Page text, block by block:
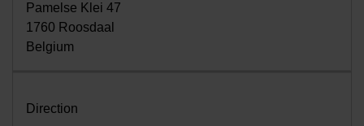
Pamelse Klei 47
1760 Roosdaal
Belgium
Direction